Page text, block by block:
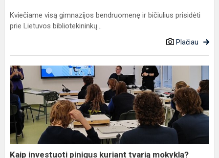
Kviečiame visą gimnazijos bendruomenę ir bičiulius prisidėti
prie Lietuvos bibliotekininkų...
Plačiau
Kaip
investuoti
pinigus
kuriant
tvarią
mokyklą?
Kaip investuoti pinigus kuriant tvarią mokyklą?